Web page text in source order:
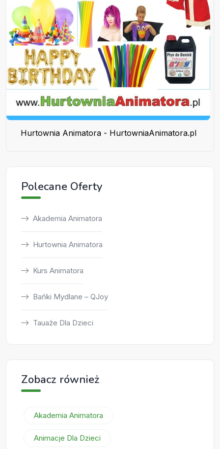
Hurtownia Animatora - HurtowniaAnimatora.pl
Polecane Oferty
Akademia Animatora
Hurtownia Animatora
Kurs Animatora
Bańki Mydlane – QJoy
Tauaże Dla Dzieci
Zobacz również
Akademia Animatora
Animacje Dla Dzieci